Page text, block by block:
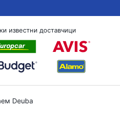
известни доставчици
Deuba